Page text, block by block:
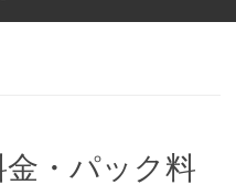
金・パック料